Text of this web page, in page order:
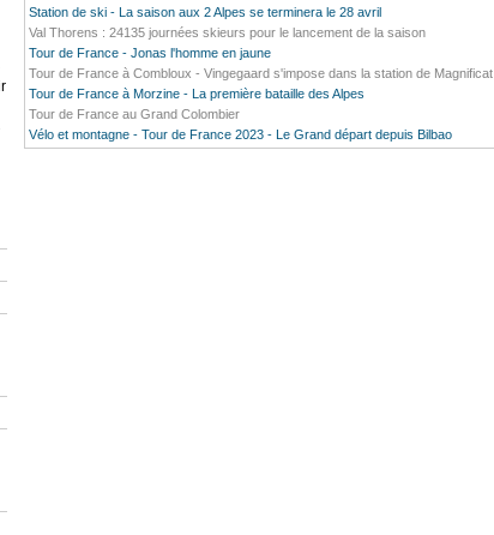
Station de ski - La saison aux 2 Alpes se terminera le 28 avril
Val Thorens : 24135 journées skieurs pour le lancement de la saison
Tour de France - Jonas l'homme en jaune
Tour de France à Combloux - Vingegaard s'impose dans la station de Magnificat
Tour de France à Morzine - La première bataille des Alpes
Tour de France au Grand Colombier
Vélo et montagne - Tour de France 2023 - Le Grand départ depuis Bilbao